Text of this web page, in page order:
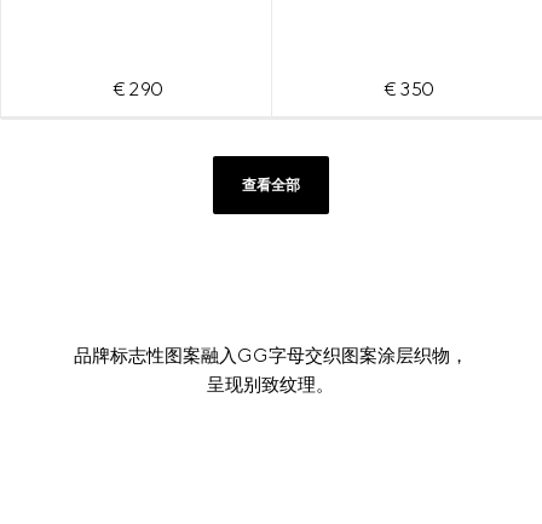
€ 290 € 350
查看全部
品牌标志性图案融入GG字母交织图案涂层织物，
呈现别致纹理。